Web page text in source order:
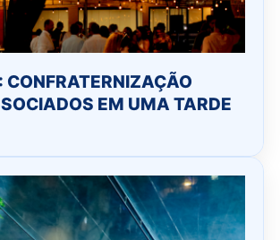
CONFRATERNIZAÇÃO
EM UMA TARDE